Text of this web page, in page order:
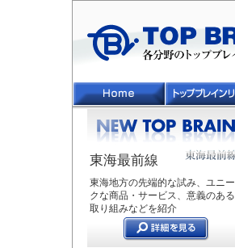
東海最前線
東海地方の先端的な試み、ユニー
クな商品・サービス、意義のある
取り組みなどを紹介